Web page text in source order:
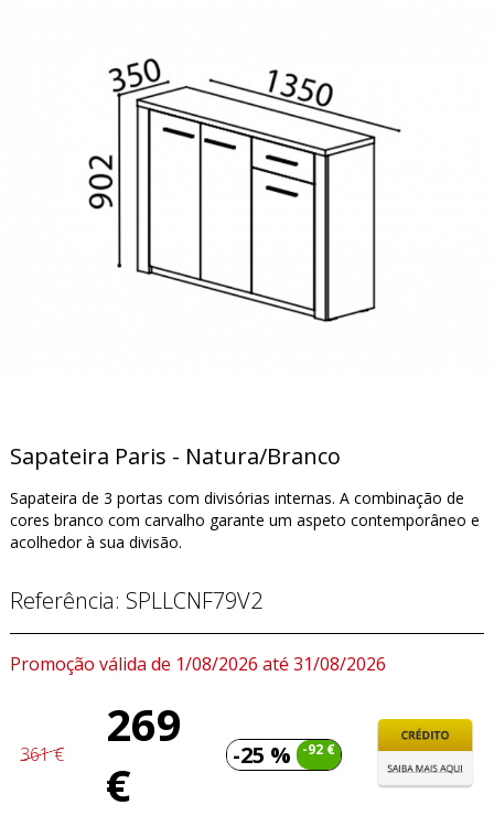
Sapateira Paris - Natura/Branco
Sapateira de 3 portas com divisórias internas. A combinação de
cores branco com carvalho garante um aspeto contemporâneo e
acolhedor à sua divisão.
Referência: SPLLCNF79V2
Promoção válida de 1/08/2026 até 31/08/2026
361 €
269
€
-25 % -92 €